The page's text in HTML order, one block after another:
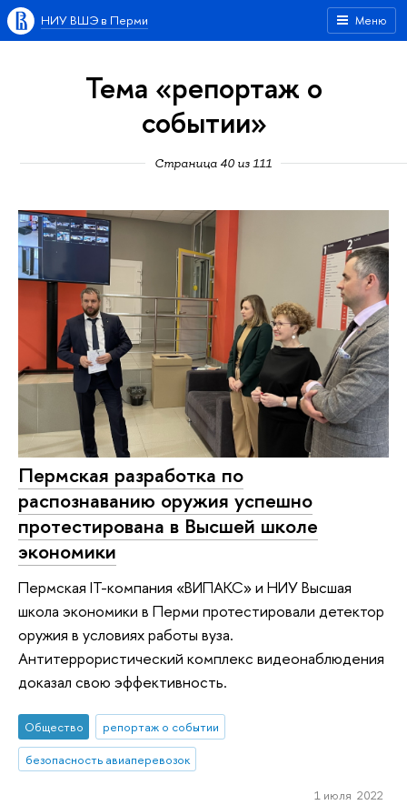
Меню
НИУ ВШЭ в Перми
Тема «репортаж о
событии»
Страница 40 из 111
Пермская разработка по
распознаванию оружия успешно
протестирована в Высшей школе
экономики
Пермская IT-компания «ВИПАКС» и НИУ Высшая
школа экономики в Перми протестировали детектор
оружия в условиях работы вуза.
Антитеррористический комплекс видеонаблюдения
доказал свою эффективность.
Общество
репортаж о событии
безопасность авиаперевозок
1 июля 2022